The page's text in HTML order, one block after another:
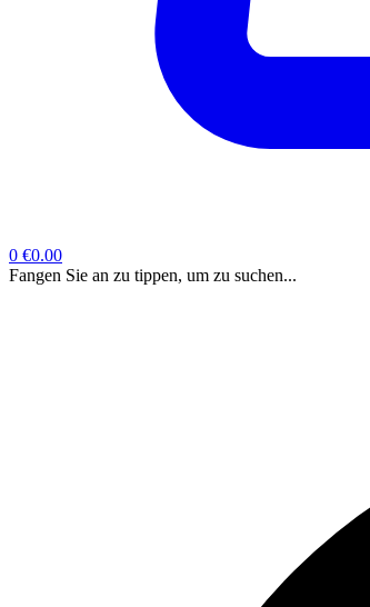
0 €0.00
Fangen Sie an zu tippen, um zu suchen...